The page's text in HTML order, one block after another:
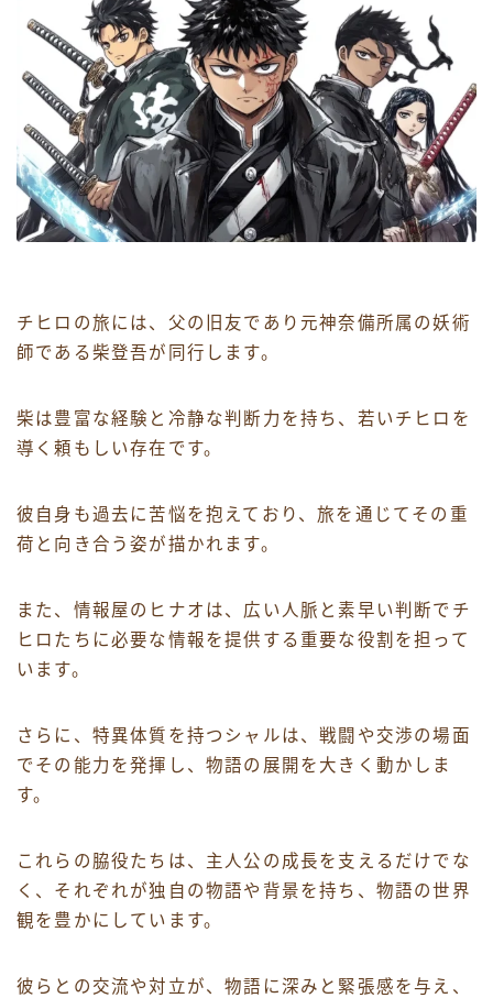
チヒロの旅には、父の旧友であり元神奈備所属の妖術
師である柴登吾が同行します。
柴は豊富な経験と冷静な判断力を持ち、若いチヒロを
導く頼もしい存在です。
彼自身も過去に苦悩を抱えており、旅を通じてその重
荷と向き合う姿が描かれます。
また、情報屋のヒナオは、広い人脈と素早い判断でチ
ヒロたちに必要な情報を提供する重要な役割を担って
います。
さらに、特異体質を持つシャルは、戦闘や交渉の場面
でその能力を発揮し、物語の展開を大きく動かしま
す。
これらの脇役たちは、主人公の成長を支えるだけでな
く、それぞれが独自の物語や背景を持ち、物語の世界
観を豊かにしています。
彼らとの交流や対立が、物語に深みと緊張感を与え、